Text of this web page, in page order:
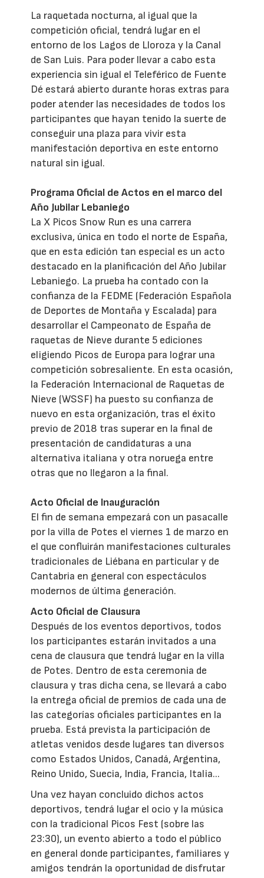
La raquetada nocturna, al igual que la
competición oficial, tendrá lugar en el
entorno de los Lagos de Lloroza y la Canal
de San Luis. Para poder llevar a cabo esta
experiencia sin igual el Teleférico de Fuente
Dé estará abierto durante horas extras para
poder atender las necesidades de todos los
participantes que hayan tenido la suerte de
conseguir una plaza para vivir esta
manifestación deportiva en este entorno
natural sin igual.
Programa Oficial de Actos en el marco del
Año Jubilar Lebaniego
La X Picos Snow Run es una carrera
exclusiva, única en todo el norte de España,
que en esta edición tan especial es un acto
destacado en la planificación del Año Jubilar
Lebaniego. La prueba ha contado con la
confianza de la FEDME (Federación Española
de Deportes de Montaña y Escalada) para
desarrollar el Campeonato de España de
raquetas de Nieve durante 5 ediciones
eligiendo Picos de Europa para lograr una
competición sobresaliente. En esta ocasión,
la Federación Internacional de Raquetas de
Nieve (WSSF) ha puesto su confianza de
nuevo en esta organización, tras el éxito
previo de 2018 tras superar en la final de
presentación de candidaturas a una
alternativa italiana y otra noruega entre
otras que no llegaron a la final.
Acto Oficial de Inauguración
El fin de semana empezará con un pasacalle
por la villa de Potes el viernes 1 de marzo en
el que confluirán manifestaciones culturales
tradicionales de Liébana en particular y de
Cantabria en general con espectáculos
modernos de última generación.
Acto Oficial de Clausura
Después de los eventos deportivos, todos
los participantes estarán invitados a una
cena de clausura que tendrá lugar en la villa
de Potes. Dentro de esta ceremonia de
clausura y tras dicha cena, se llevará a cabo
la entrega oficial de premios de cada una de
las categorías oficiales participantes en la
prueba. Está prevista la participación de
atletas venidos desde lugares tan diversos
como Estados Unidos, Canadá, Argentina,
Reino Unido, Suecia, India, Francia, Italia...
Una vez hayan concluido dichos actos
deportivos, tendrá lugar el ocio y la música
con la tradicional Picos Fest (sobre las
23:30), un evento abierto a todo el público
en general donde participantes, familiares y
amigos tendrán la oportunidad de disfrutar